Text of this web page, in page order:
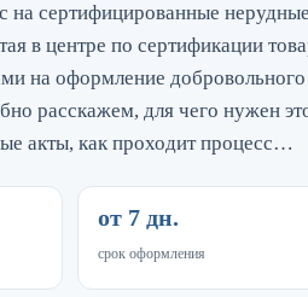
на сертифицированные
в центре по сертификации
на оформление добровольного
расскажем, для чего нужен
акты, как проходит процесс…
от 7 дн.
срок оформления